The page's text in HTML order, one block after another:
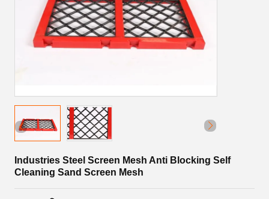
Industries Steel Screen Mesh Anti Blocking Self
Cleaning Sand Screen Mesh